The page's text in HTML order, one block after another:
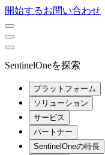
開始するお問い合わせ
SentinelOneを探索
プラットフォーム
ソリューション
サービス
パートナー
SentinelOneの特長